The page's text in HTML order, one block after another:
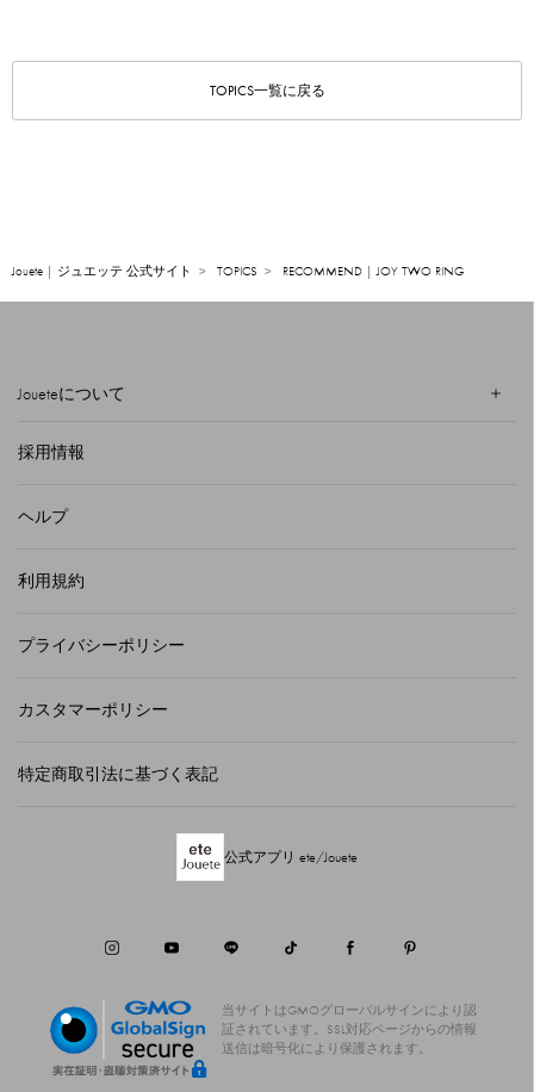
TOPICS一覧に戻る
Jouete | ジュエッテ 公式サイト TOPICS RECOMMEND | JOY TWO RING
Joueteについて
採用情報
ヘルプ
利用規約
プライバシーポリシー
カスタマーポリシー
特定商取引法に基づく表記
公式アプリ ete/Jouete
当サイトはGMOグローバルサインにより認
証されています。
SSL対応ページからの情報
送信は暗号化により保護されます。